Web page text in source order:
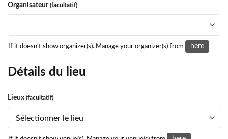
Organisateur(facultatif)
If it doesn't show organizer(s). Manage your organizer(s) from here
Détails du lieu
Lieux (facultatif)